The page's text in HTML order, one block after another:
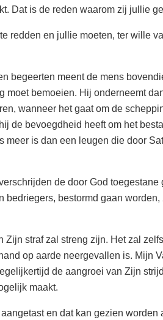
Dat is de reden waarom zij jullie
redden en jullie moeten, ter wille
begeerten meent de mens
moet bemoeien. Hij onderneemt
wanneer het gaat om de
de bevoegdheid heeft om het
is dan een leugen die door
de door God
bedriegers, bestormd gaan
straf zal streng zijn. Het zal
op aarde neergevallen is. Mijn
de aangroei van Zijn
maakt.
en dat kan gezien worden